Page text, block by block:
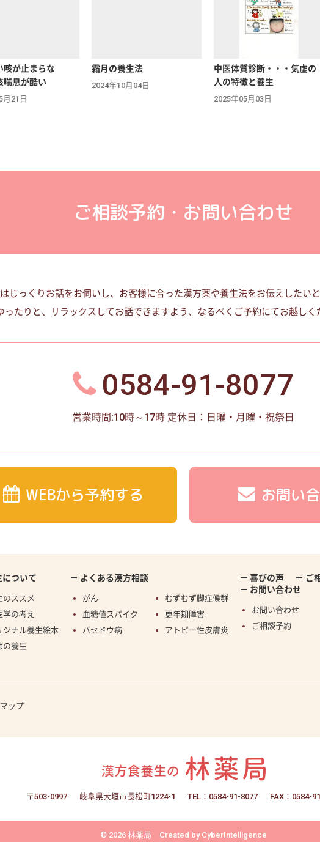
咳が止まらな
喘息が酷い
月21日
霜月の養生法
2024年10月04日
中医体質診断・・・気虚の
人の特徴と養生
2025年05月03日
ご相談予約・お問い合わせ
じっくりお話をお伺いし、お客様に合った漢方薬や養生法をお伝えしたいと
ったりと、リラックスしてお話できますよう、なるべくご予約にてお越しく
0584-91-8077
営業時間:10時～17時 定休日：日曜・月曜・祝祭日
WEBから予約する お問い
について
のススメ
学の考え
ジナル養生絵本
の養生
よくある漢方相談
がん
血糖値スパイク
バセドウ病
むずむず脚症候群
更年期障害
アトピー性皮膚炎
喜びの声 ご
お問い合わせ
お問い合わせ
ご相談予約
ップ
〒503-0997 岐阜県大垣市長松町1224-1 TEL：0584-91-8077 FAX：0584-
© 2026 林薬局 Created by CyberIntelligence